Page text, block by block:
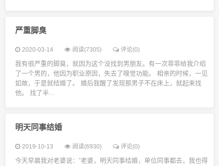
严重脚臭
2020-03-14 阅读(7305) 评论(0)
我有很严重的脚臭，就因为这个没找到男朋友。有一次菲菲给我介绍
了一个男的，他因为职业原因，失去了嗅觉功能。 相亲的时候，一见
如故，于是就结婚了。 婚后我醒了发现那男子不在床上，就起来找
他。 找了半...
明天同事结婚
2019-10-13 阅读(6930) 评论(0)
今天早晨我对老婆说：“老婆，明天同事结婚，单位同事都去，我也得